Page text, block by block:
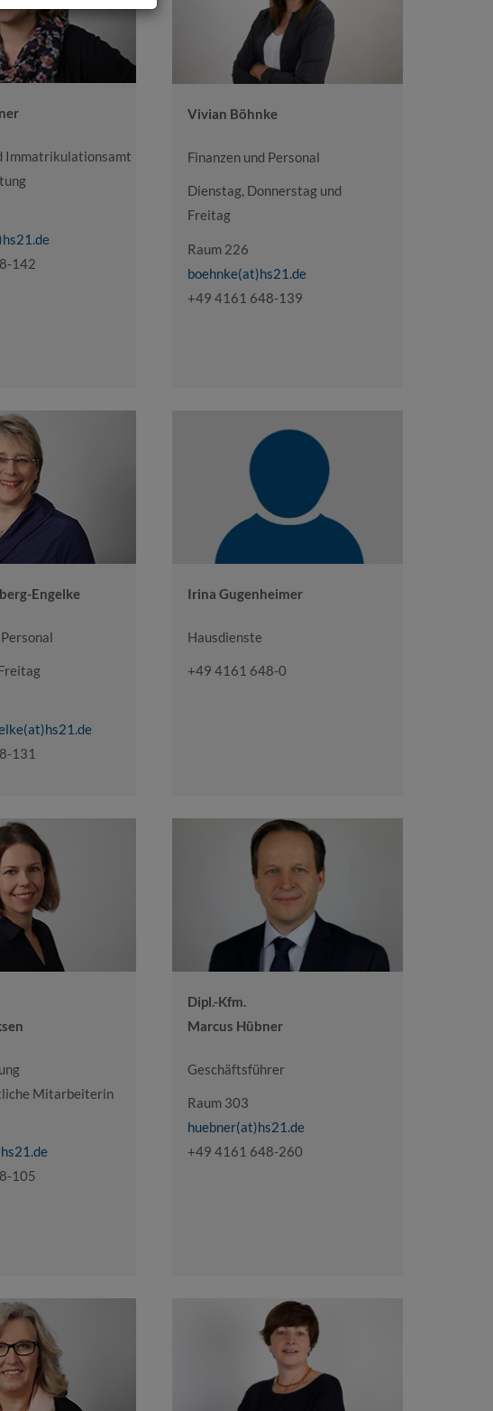
Immatrikulationsamt
142
Vivian Böhnke
Finanzen und Personal
Dienstag, Donnerstag und
Freitag
Raum 226
boehnke(at)hs21.de
+49 4161 648-139
Engelke
131
Irina Gugenheimer
Hausdienste
+49 4161 648-0
Mitarbeiterin
105
Dipl.-Kfm.
Marcus Hübner
Geschäftsführer
Raum 303
huebner(at)hs21.de
+49 4161 648-260